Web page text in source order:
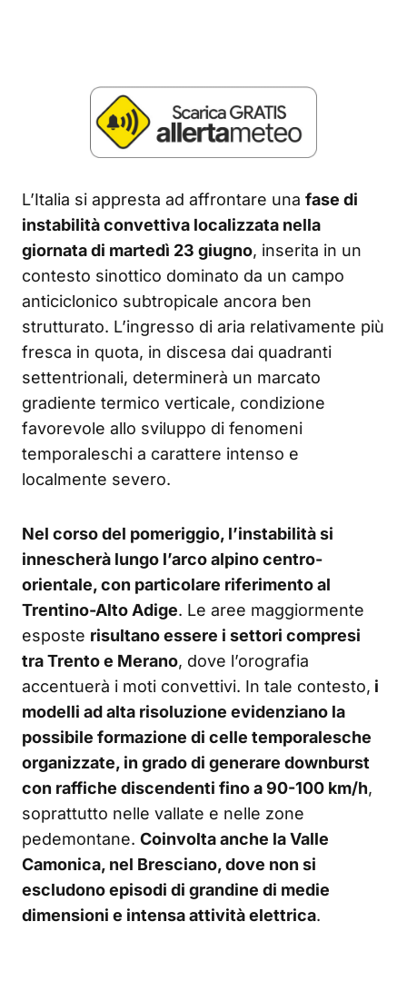
L’Italia si appresta ad affrontare una fase di
instabilità convettiva localizzata nella
giornata di martedì 23 giugno, inserita in un
contesto sinottico dominato da un campo
anticiclonico subtropicale ancora ben
strutturato. L’ingresso di aria relativamente più
fresca in quota, in discesa dai quadranti
settentrionali, determinerà un marcato
gradiente termico verticale, condizione
favorevole allo sviluppo di fenomeni
temporaleschi a carattere intenso e
localmente severo.
Nel corso del pomeriggio, l’instabilità si
innescherà lungo l’arco alpino centro-
orientale, con particolare riferimento al
Trentino-Alto Adige. Le aree maggiormente
esposte risultano essere i settori compresi
tra Trento e Merano, dove l’orografia
accentuerà i moti convettivi. In tale contesto, i
modelli ad alta risoluzione evidenziano la
possibile formazione di celle temporalesche
organizzate, in grado di generare downburst
con raffiche discendenti fino a 90-100 km/h,
soprattutto nelle vallate e nelle zone
pedemontane. Coinvolta anche la Valle
Camonica, nel Bresciano, dove non si
escludono episodi di grandine di medie
dimensioni e intensa attività elettrica.